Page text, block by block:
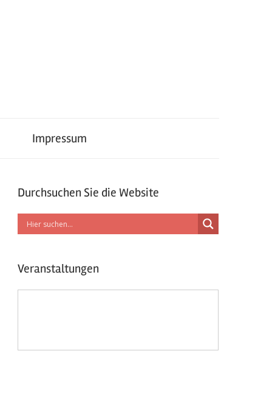
Impressum
Durchsuchen Sie die Website
Veranstaltungen